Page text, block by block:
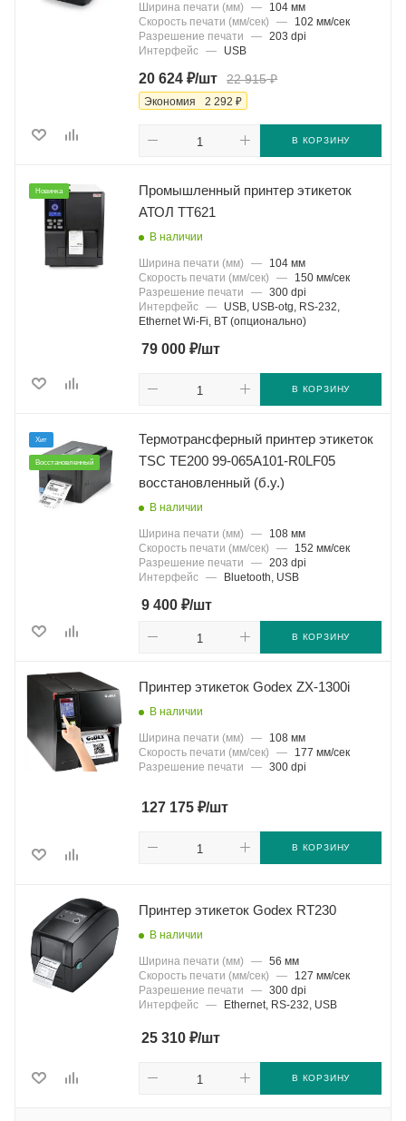
Ширина печати (мм) —
104 мм
Скорость печати (мм/сек)
—
102 мм/сек
Разрешение печати
— 203 dpi
Интерфейс — USB
20 624 ₽/шт 22 915₽
Экономия 2 292 ₽
В КОРЗИНУ
Новинка
Промышленный принтер этикеток
АТОЛ TT621
В наличии
Ширина печати (мм) —
104 мм
Скорость печати (мм/сек)
—
150 мм/сек
Разрешение печати
— 300 dpi
Интерфейс —
USB, USB-otg, RS-232,
Ethernet Wi-Fi, BT (опционально)
79 000 ₽/шт
В КОРЗИНУ
Хит
Восстановленный
Термотрансферный принтер этикеток
TSC TE200 99-065A101-R0LF05
восстановленный (б.у.)
В наличии
Ширина печати (мм) —
108 мм
Скорость печати (мм/сек)
—
152 мм/сек
Разрешение печати
— 203 dpi
Интерфейс — Bluetooth, USB
9 400 ₽/шт
В КОРЗИНУ
Принтер этикеток Godex ZX-1300i
В наличии
Ширина печати (мм) —
108 мм
Скорость печати (мм/сек)
—
177 мм/сек
Разрешение печати
— 300 dpi
127 175 ₽/шт
В КОРЗИНУ
Принтер этикеток Godex RT230
В наличии
Ширина печати (мм) — 56 мм
Скорость печати (мм/сек)
—
127 мм/сек
Разрешение печати
— 300 dpi
Интерфейс — Ethernet, RS-232, USB
25 310 ₽/шт
В КОРЗИНУ